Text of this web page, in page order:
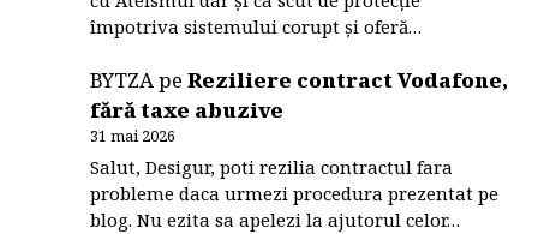
împotriva sistemului corupt și oferă…
BYTZApeReziliere contract Vodafone,
fără taxe abuzive
31 mai 2026
Salut, Desigur, poti rezilia contractul fara
probleme daca urmezi procedura prezentat pe
blog. Nu ezita sa apelezi la ajutorul celor…